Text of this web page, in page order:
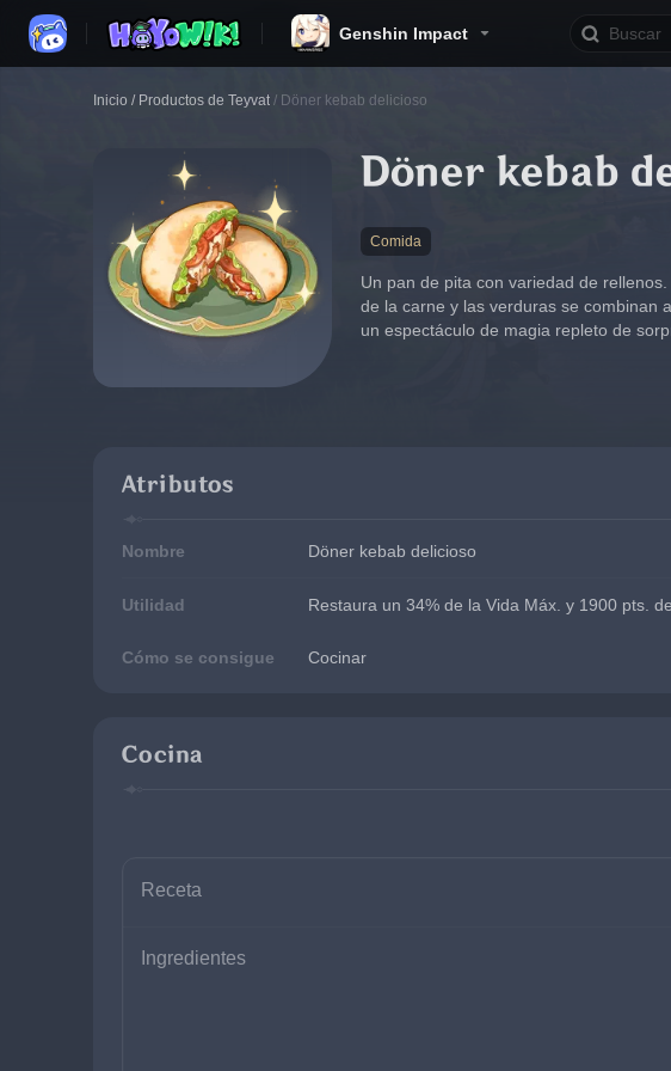
Genshin Impact
Inicio / Productos de Teyvat / Döner kebab delicioso
Döner kebab
Comida
Un pan de pita con variedad de
de la carne y las verduras se combinan
un espectáculo de magia repleto de
Atributos
Nombre Döner kebab delicioso
Utilidad Restaura un 34% de la Vida Máx. y 1900 pts.
Cómo se consigue Cocinar
Cocina
Receta
Ingredientes